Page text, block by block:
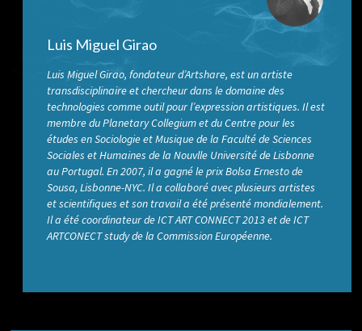
Luis Miguel Girao
Luis Miguel Girao, fondateur d’Artshare, est un artiste
transdisciplinaire et chercheur dans le domaine des
technologies comme outil pour l’expression artistiques. Il est
membre du Planetary Collegium et du Centre pour les
études en Sociologie et Musique de la Faculté de Sciences
Sociales et Humaines de la Nouvlle Université de Lisbonne
au Portugal. En 2007, il a gagné le prix Bolsa Ernesto de
Sousa, Lisbonne-NYC. Il a collaboré avec plusieurs artistes
et scientifiques et son travail a été présenté mondialement.
Il a été coordinateur de ICT ART CONNECT 2013 et de ICT
ARTCONECT study de la Commission Européenne.